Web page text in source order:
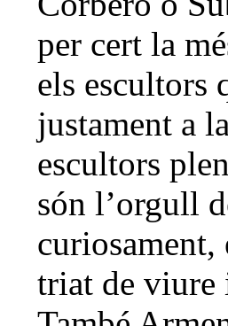
per cert la
els escultors
justament a
escultors
són l’orgull
curiosament,
triat de viure